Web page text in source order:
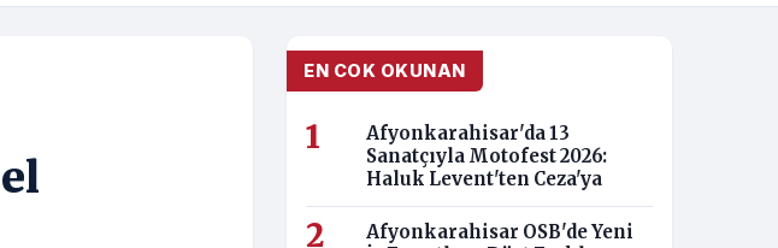
EN COK OKUNAN
Afyonkarahisar'da 13
Sanatçıyla Motofest 2026:
Haluk Levent'ten Ceza'ya
Afyonkarahisar OSB'de Yeni